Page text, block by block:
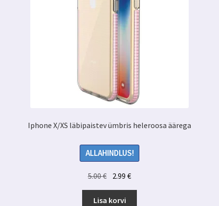
Iphone X/XS läbipaistev ümbris heleroosa äärega
ALLAHINDLUS!
5.00€ Algne
oli:
2.99€Praegune
Lisa korvi